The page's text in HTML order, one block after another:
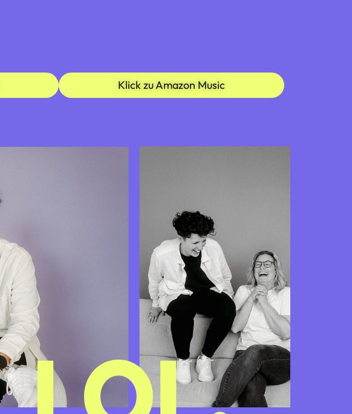
Klick zu Amazon Music